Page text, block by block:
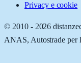
Privacy e cookie
© 2010 - 2026
ANAS, Autostrade per